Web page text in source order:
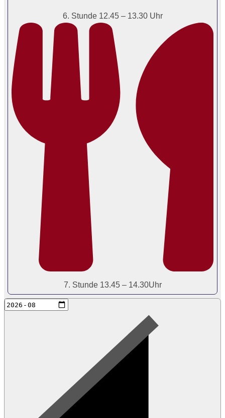
6. Stunde 12.45 – 13.30 Uhr
7. Stunde 13.45 – 14.30Uhr